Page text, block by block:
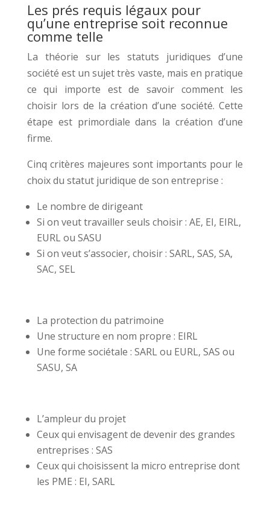
Les prés requis légaux pour
qu’une entreprise soit reconnue
comme telle
La théorie sur les statuts juridiques d’une
société est un sujet très vaste, mais en pratique
ce qui importe est de savoir comment les
choisir lors de la création d’une société. Cette
étape est primordiale dans la création d’une
firme.
Cinq critères majeures sont importants pour le
choix du statut juridique de son entreprise :
Le nombre de dirigeant
Si on veut travailler seuls choisir : AE, EI, EIRL,
EURL ou SASU
Si on veut s’associer, choisir : SARL, SAS, SA,
SAC, SEL
La protection du patrimoine
Une structure en nom propre : EIRL
Une forme sociétale : SARL ou EURL, SAS ou
SASU, SA
L’ampleur du projet
Ceux qui envisagent de devenir des grandes
entreprises : SAS
Ceux qui choisissent la micro entreprise dont
les PME : EI, SARL